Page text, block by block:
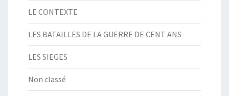
LE CONTEXTE
LES BATAILLES DE LA GUERRE DE CENT ANS
LES SIEGES
Non classé